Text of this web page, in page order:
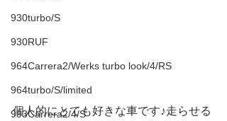
930turbo/S
930RUF
964Carrera2/Werks turbo look/4/RS
964turbo/S/limited
993Carrera2/4/S
個人的にとても好きな車です♪走らせる